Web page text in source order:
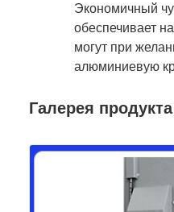
Экономичный
обеспечивает
могут при
алюминиевую
Галерея продукта